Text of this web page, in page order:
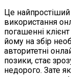
Це найпростіший
використання
погашенні
йому на збір
авторитетні
позики, стає
недорого. Зате